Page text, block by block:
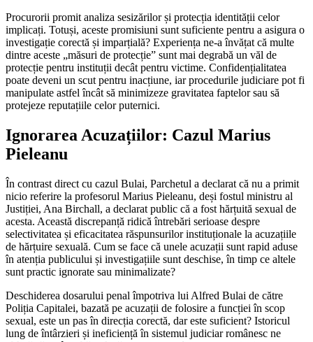
Procurorii promit analiza sesizărilor și protecția identității celor
implicați. Totuși, aceste promisiuni sunt suficiente pentru a asigura o
investigație corectă și imparțială? Experiența ne-a învățat că multe
dintre aceste „măsuri de protecție” sunt mai degrabă un văl de
protecție pentru instituții decât pentru victime. Confidențialitatea
poate deveni un scut pentru inacțiune, iar procedurile judiciare pot fi
manipulate astfel încât să minimizeze gravitatea faptelor sau să
protejeze reputațiile celor puternici.
Ignorarea Acuzațiilor: Cazul Marius
Pieleanu
În contrast direct cu cazul Bulai, Parchetul a declarat că nu a primit
nicio referire la profesorul Marius Pieleanu, deși fostul ministru al
Justiției, Ana Birchall, a declarat public că a fost hărțuită sexual de
acesta. Această discrepanță ridică întrebări serioase despre
selectivitatea și eficacitatea răspunsurilor instituționale la acuzațiile
de hărțuire sexuală. Cum se face că unele acuzații sunt rapid aduse
în atenția publicului și investigațiile sunt deschise, în timp ce altele
sunt practic ignorate sau minimalizate?
Deschiderea dosarului penal împotriva lui Alfred Bulai de către
Poliția Capitalei, bazată pe acuzații de folosire a funcției în scop
sexual, este un pas în direcția corectă, dar este suficient? Istoricul
lung de întârzieri și ineficiență în sistemul judiciar românesc ne